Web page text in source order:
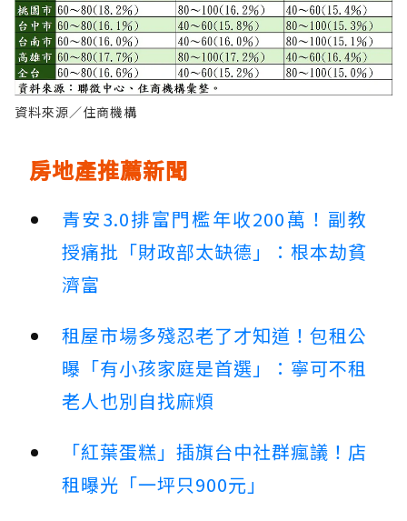
資料來源／住商機構
房地產推薦新聞
青安3.0排富門檻年收200萬！副教
授痛批「財政部太缺德」：根本劫貧
濟富
租屋市場多殘忍老了才知道！包租公
曝「有小孩家庭是首選」：寧可不租
老人也別自找麻煩
「紅葉蛋糕」插旗台中社群瘋議！店
租曝光「一坪只900元」